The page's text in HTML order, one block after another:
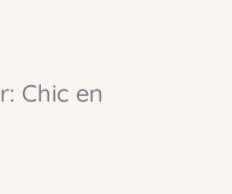
Chic en